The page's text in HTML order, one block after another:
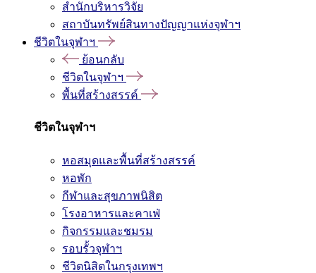
สำนักบริหารวิจัย
สถาบันทรัพย์สินทางปัญญาแห่งจุฬาฯ
ชีวิตในจุฬาฯ
ย้อนกลับ
ชีวิตในจุฬาฯ
พื้นที่สร้างสรรค์
ชีวิตในจุฬาฯ
หอสมุดและพื้นที่สร้างสรรค์
หอพัก
กีฬาและสุขภาพนิสิต
โรงอาหารและคาเฟ่
กิจกรรมและชมรม
รอบรั้วจุฬาฯ
ชีวิตนิสิตในกรุงเทพฯ